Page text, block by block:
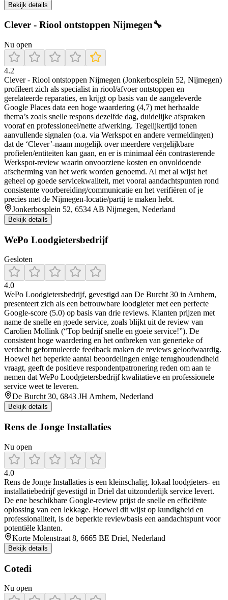
Bekijk details
Clever - Riool ontstoppen Nijmegen🔧
Nu open
4.2
Clever - Riool ontstoppen Nijmegen (Jonkerbosplein 52, Nijmegen)
profileert zich als specialist in riool/afvoer ontstoppen en
gerelateerde reparaties, en krijgt op basis van de aangeleverde
Google Places data een hoge waardering (4,7) met herhaalde
thema’s zoals snelle respons dezelfde dag, duidelijke afspraken
vooraf en professioneel/nette afwerking. Tegelijkertijd tonen
aanvullende signalen (o.a. via Werkspot en andere vermeldingen)
dat de ‘Clever’-naam mogelijk over meerdere vergelijkbare
profielen/entiteiten kan gaan, en er is minimaal één contrasterende
Werkspot-review waarin onvoorziene kosten en onvoldoende
afscherming van het werk worden genoemd. Al met al wijst het
geheel op goede servicekwaliteit, met vooral aandachtspunten rond
consistente voorbereiding/communicatie en het verifiëren of je
precies met de Nijmegen-locatie/partij te maken hebt.
Jonkerbosplein 52, 6534 AB Nijmegen, Nederland
Bekijk details
WePo Loodgietersbedrijf
Gesloten
4.0
WePo Loodgietersbedrijf, gevestigd aan De Burcht 30 in Arnhem,
presenteert zich als een betrouwbare loodgieter met een perfecte
Google-score (5.0) op basis van drie reviews. Klanten prijzen met
name de snelle en goede service, zoals blijkt uit de review van
Carolien Mollink (“Top bedrijf snelle en goeie service!”). De
consistent hoge waardering en het ontbreken van generieke of
verdacht geformuleerde feedback maken de reviews geloofwaardig.
Hoewel het beperkte aantal beoordelingen enige terughoudendheid
vraagt, geeft de positieve respondentpatronering reden om aan te
nemen dat WePo Loodgietersbedrijf kwalitatieve en professionele
service weet te leveren.
De Burcht 30, 6843 JH Arnhem, Nederland
Bekijk details
Rens de Jonge Installaties
Nu open
4.0
Rens de Jonge Installaties is een kleinschalig, lokaal loodgieters- en
installatiebedrijf gevestigd in Driel dat uitzonderlijk service levert.
De ene beschikbare Google-review prijst de snelle en efficiënte
oplossing van een lekkage. Hoewel dit wijst op kundigheid en
professionaliteit, is de beperkte reviewbasis een aandachtspunt voor
potentiële klanten.
Korte Molenstraat 8, 6665 BE Driel, Nederland
Bekijk details
Cotedi
Nu open